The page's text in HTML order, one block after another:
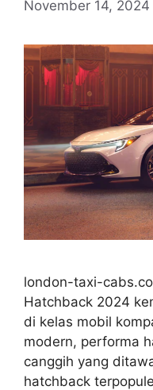
November 14, 2024
london-taxi-
Hatchback 2024
di kelas mobil
modern, performa
canggih yang
hatchback